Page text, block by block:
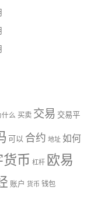
什么 买卖 交易 交易平
可以 合约 地址 如何
币 杠杆 欧易
账户 货币 钱包